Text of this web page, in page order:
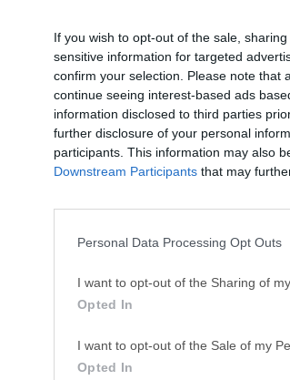
If you wish to opt-out of the sale,
sensitive information for targeted
confirm your selection. Please note that
continue seeing interest-based ads
information disclosed to third parties
further disclosure of your personal
participants. This information may also
Downstream Participants that may
Personal Data Processing Opt Outs
I want to opt-out of the Sharing of
Opted In
I want to opt-out of the Sale of my
Opted In
LDPlayer - Android Emulator GTA 6 for
PC Repair
Hero Wars -
Halo: Campaign
Halo: Campaign Evolved eFootball 2026
Acerca de ASUS Fan Xpert
Con ASUS Fan Xpert, el usuario puede
carcasa para lograr el mejor rendimiento de
velocidad del ventilador de la CPU a un nivel
serie Intel 600 / AMD X670E, la funcionalidad